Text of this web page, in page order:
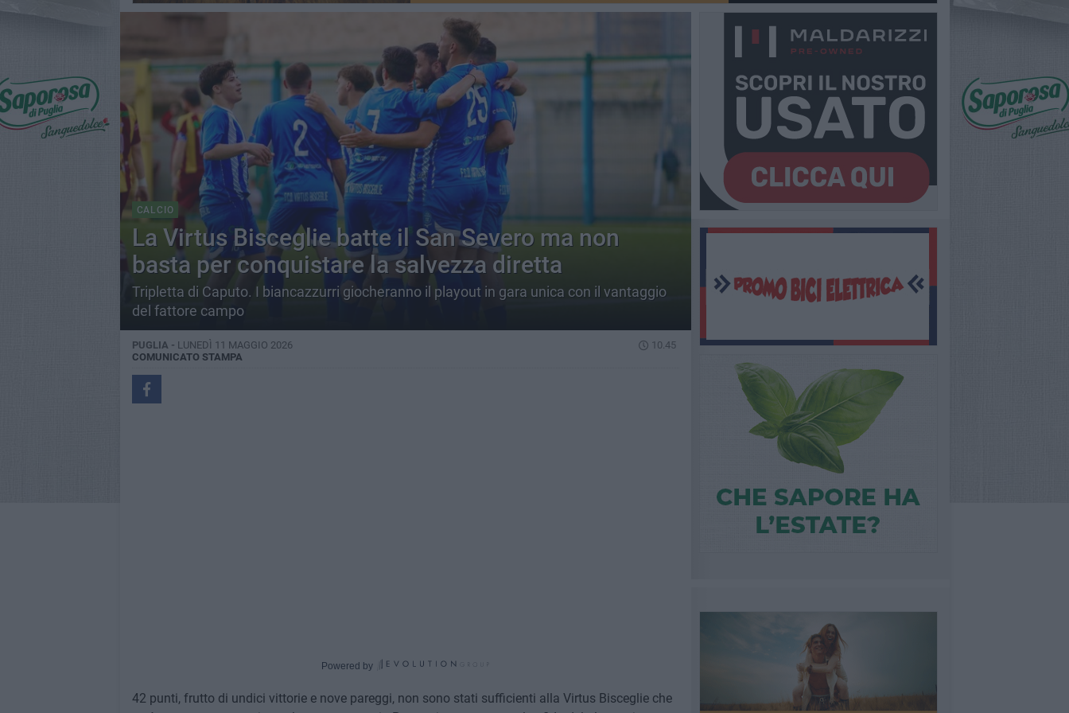
CALCIO
La Virtus Bisceglie batte il San Severo ma non
basta per conquistare la salvezza diretta
Tripletta di Caputo. I biancazzurri giocheranno il playout in gara unica con il vantaggio
del fattore campo
PUGLIA - LUNEDÌ 11 MAGGIO 2026
10.45
COMUNICATO STAMPA
Powered by
42 punti, frutto di undici vittorie e nove pareggi, non sono stati sufficienti alla Virtus Bisceglie che